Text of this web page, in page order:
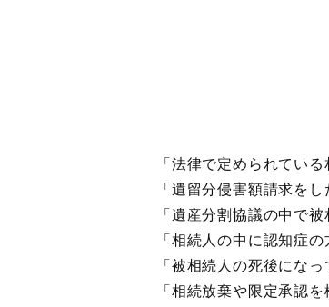
「法律で定められてい
「遺留分侵害額請求を
「遺産分割協議の中で
「相続人の中に認知症
「被相続人の死後にな
「相続放棄や限定承認